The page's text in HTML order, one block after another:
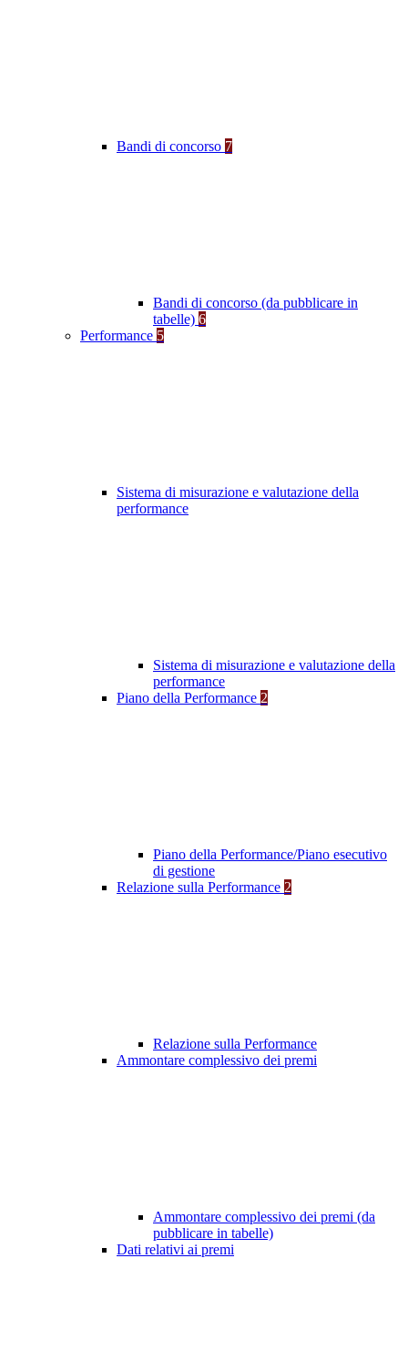
Bandi di concorso 7
Bandi di concorso (da pubblicare in
tabelle) 6
Performance 5
Sistema di misurazione e valutazione della
performance
Sistema di misurazione e valutazione della
performance
Piano della Performance 2
Piano della Performance/Piano esecutivo
di gestione
Relazione sulla Performance 2
Relazione sulla Performance
Ammontare complessivo dei premi
Ammontare complessivo dei premi (da
pubblicare in tabelle)
Dati relativi ai premi